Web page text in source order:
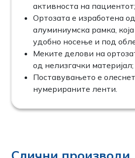
активноста на пациентот;
Ортозата е изработена
алуминиумска рамка,
удобно носење и под
Меките делови на
од нелизгачки материјал;
Поставувањето е
нумерираните ленти.